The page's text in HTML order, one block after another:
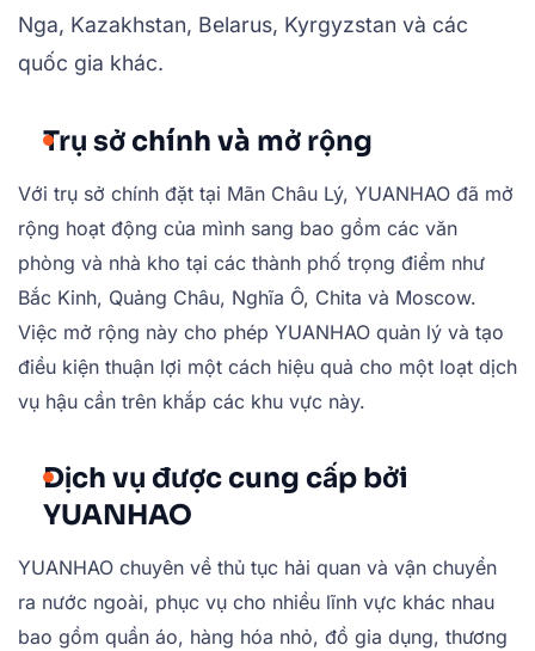
Nga, Kazakhstan, Belarus, Kyrgyzstan và các
quốc gia khác.
Trụ sở chính và mở rộng
Với trụ sở chính đặt tại Mãn Châu Lý, YUANHAO đã mở
rộng hoạt động của mình sang bao gồm các văn
phòng và nhà kho tại các thành phố trọng điểm như
Bắc Kinh, Quảng Châu, Nghĩa Ô, Chita và Moscow.
Việc mở rộng này cho phép YUANHAO quản lý và tạo
điều kiện thuận lợi một cách hiệu quả cho một loạt dịch
vụ hậu cần trên khắp các khu vực này.
Dịch vụ được cung cấp bởi
YUANHAO
YUANHAO chuyên về thủ tục hải quan và vận chuyển
ra nước ngoài, phục vụ cho nhiều lĩnh vực khác nhau
bao gồm quần áo, hàng hóa nhỏ, đồ gia dụng, thương